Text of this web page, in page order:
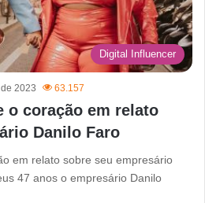
Digital Influencer
2023 63.157
o coração em relato
Danilo Faro
em relato sobre seu empresário
47 anos o empresário Danilo